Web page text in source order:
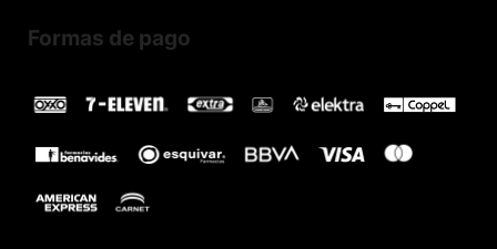
Formas de pago